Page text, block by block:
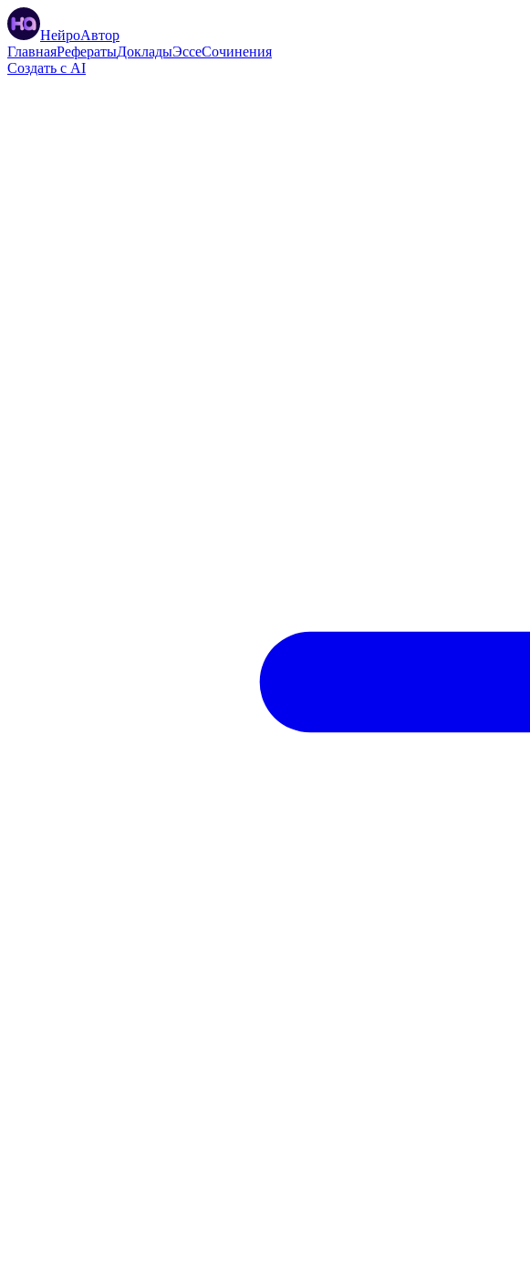
НейроАвтор
ГлавнаяРефератыДокладыЭссеСочинения
Создать с AI